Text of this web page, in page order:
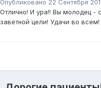
Опубликовано 22 Сентября
Отлично! И ура!! Вы молодец -
заветной цели! Удачи во всем!